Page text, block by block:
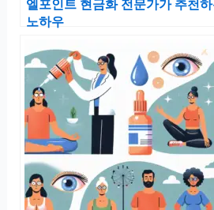
엘포인트 현금화 전문가가 추천
노하우